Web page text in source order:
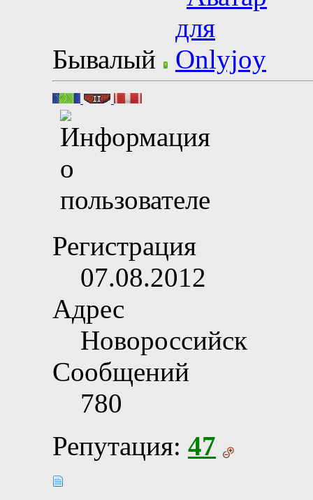
Бывалый
Регистрация
07.08.2012
Адрес
Новороссийск
Сообщений
780
Репутация: 47